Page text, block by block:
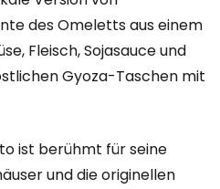
des Omeletts aus einem
Fleisch, Sojasauce und
Gyoza-Taschen mit
ist berühmt für seine
und die originellen